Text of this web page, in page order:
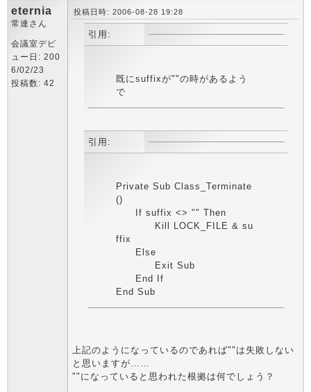
eternia
常連さん
会議室デビ
ュー日: 200
6/02/23
投稿数: 42
投稿日時: 2006-08-28 19:28
引用:
既にsuffixが""の時があるよう
で
引用:
Private Sub Class_Terminate
()
If suffix <> "" Then
Kill LOCK_FILE & su
ffix
Else
Exit Sub
End If
End Sub
上記のようになっているのであれば""は失敗しない
と思いますが……
""になっていると思われた根拠は何でしょう？